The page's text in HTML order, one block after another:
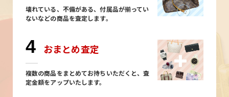
壊れている、不備がある、付属品が揃ってい
ないなどの商品を査定します。
4 おまとめ査定
複数の商品をまとめてお持ちいただくと、査
定金額をアップいたします。